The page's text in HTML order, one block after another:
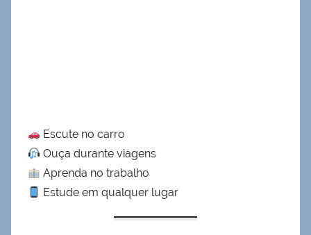
Escute no carro
Ouça durante viagens
Aprenda no trabalho
Estude em qualquer lugar